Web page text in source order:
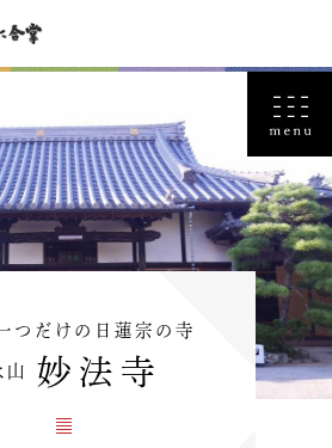
つだけの日蓮宗の寺
山 妙法寺